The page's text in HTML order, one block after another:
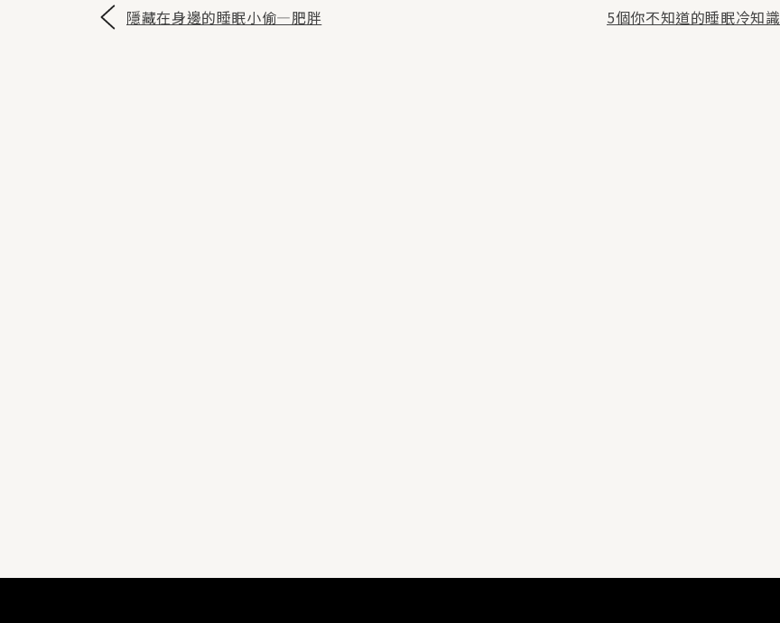
隱藏在身邊的睡眠小偷—肥胖 5個你不知道的睡眠冷知識